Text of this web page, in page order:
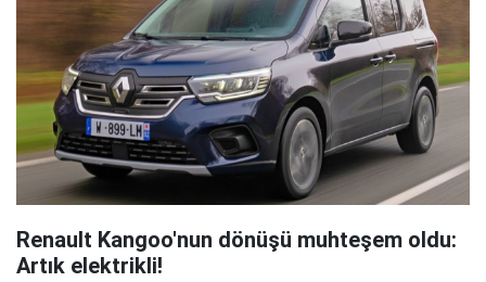
Renault Kangoo'nun dönüşü muhteşem oldu:
Artık elektrikli!